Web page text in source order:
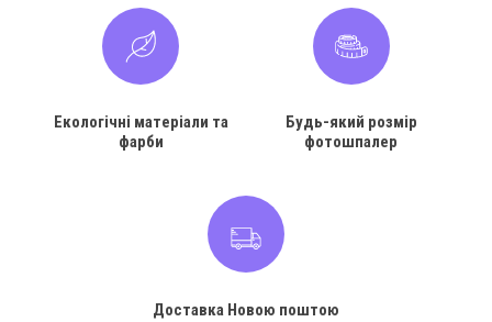
Екологічні матеріали та
фарби
Будь-який розмір
фотошпалер
Доставка Новою поштою